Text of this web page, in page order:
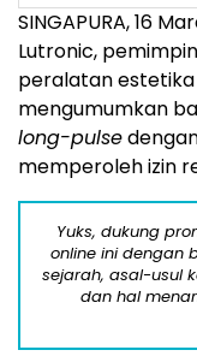
SINGAPURA,16
Lutronic,
peralatan estetika
mengumumkan
long-pulse
memperoleh izin
Yuks, dukung
online ini dengan
sejarah, asal-usul
dan hal